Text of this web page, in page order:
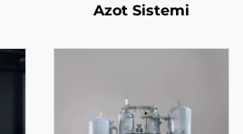
Azot Sistemi